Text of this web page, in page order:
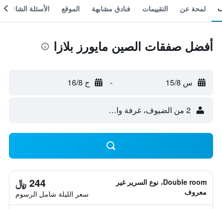
لمحة عن التقييمات فنادق مشابهة الموقع الأسئلة الشائعة
أفضل صفقات الصين مايورز بلازا
س 15/8 - ح 16/8
2 من الضيوف، غرفة واحدة
Double room، نوع السرير غير
معروف
244 ﷼
سعر الليلة شامل الرسوم